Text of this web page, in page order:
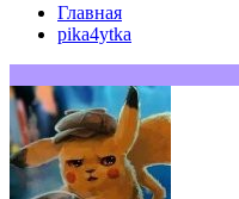
Главная
pika4ytka